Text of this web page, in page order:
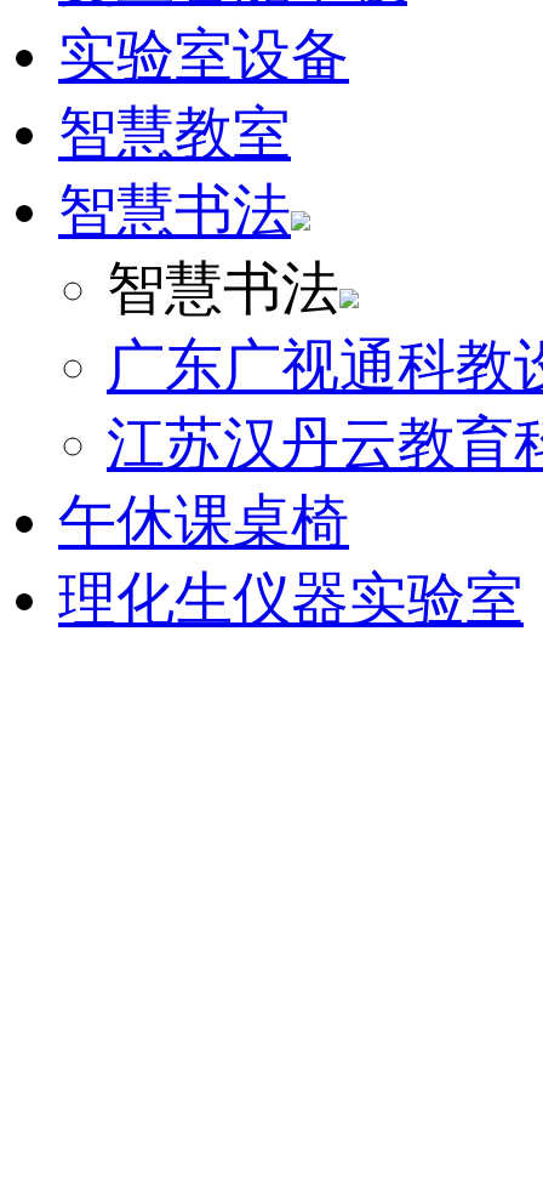
实验室设备
智慧教室
智慧书法
智慧书法
广东广视通科教
江苏汉丹云教育
午休课桌椅
理化生仪器实验室